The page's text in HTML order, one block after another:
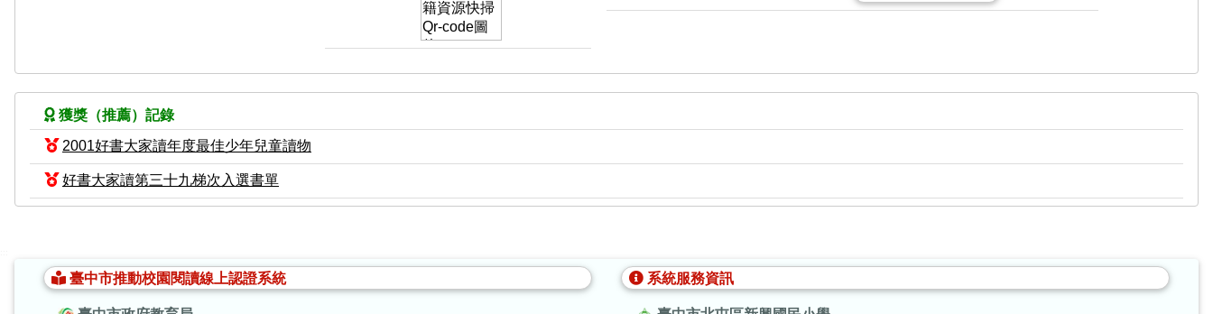
獲獎（推薦）記錄
2001好書大家讀年度最佳少年兒童讀物
好書大家讀第三十九梯次入選書單
臺中市推動校園閱讀線上認證系統 系統服務資訊